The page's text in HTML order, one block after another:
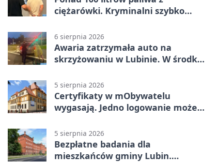
ciężarówki. Kryminalni szybko
6 sierpnia 2026
Awaria zatrzymała auto na
skrzyżowaniu w Lubinie. W środku
5 sierpnia 2026
Certyfikaty w mObywatelu
wygasają. Jedno logowanie może
5 sierpnia 2026
Bezpłatne badania dla
mieszkańców gminy Lubin.